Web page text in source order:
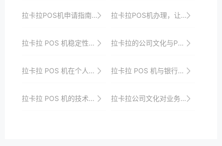
拉卡拉POS机申请指南，助你轻松上手 拉卡拉POS机办理，让您的店铺更加现代化
拉卡拉 POS 机稳定性对业务的重要性 拉卡拉的公司文化与POS机行业社会责任的践行路径
拉卡拉 POS 机在个人跨境支付中的应用 拉卡拉 POS 机与银行安全合作模式
拉卡拉 POS 机的技术创新与应用前景 拉卡拉公司文化对业务的影响